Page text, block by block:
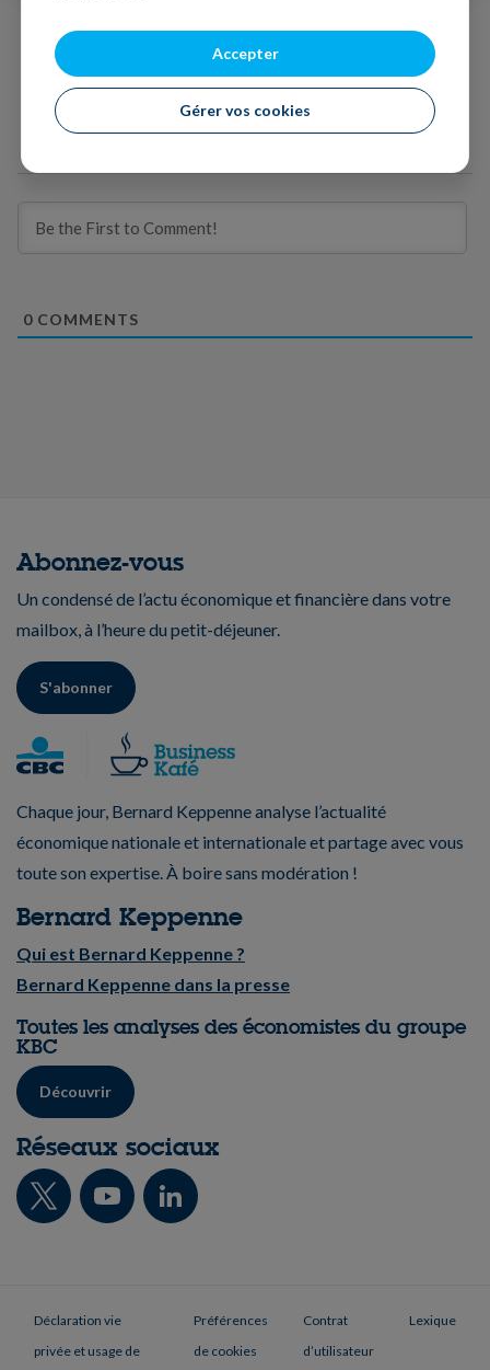
0 COMMENTS
Abonnez-vous
Un condensé de l’actu économique et financière dans votre
mailbox, à l’heure du petit-déjeuner.
S'abonner
Chaque jour, Bernard Keppenne analyse l’actualité
économique nationale et internationale et partage avec vous
toute son expertise. À boire sans modération !
Bernard Keppenne
Qui est Bernard Keppenne ?
Bernard Keppenne dans la presse
Toutes les analyses des économistes du groupe
KBC
Découvrir
Réseaux sociaux
Déclaration vie
privée et usage de
Préférences
de cookies
Contrat
d’utilisateur
Lexique
Accepter
Gérer vos cookies